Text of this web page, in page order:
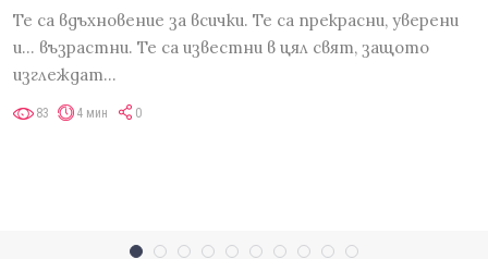
Те са вдъхновение за всички. Те са прекрасни, уверени
и... възрастни. Те са известни в цял свят, защото
изглеждат…
83 4 мин 0